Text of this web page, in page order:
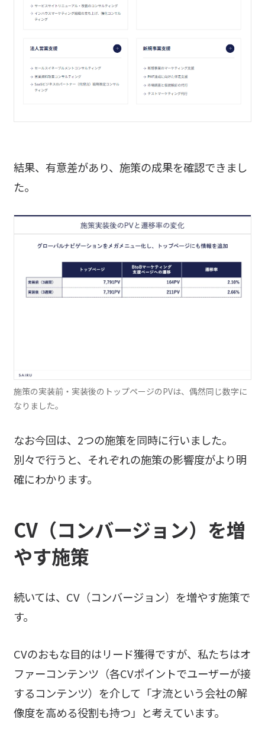
結果、有意差があり、施策の成果を確認できまし
た。
施策の実装前・実装後のトップページのPVは、偶然同じ数字に
なりました。
なお今回は、2つの施策を同時に行いました。
別々で行うと、それぞれの施策の影響度がより明
確にわかります。
CV（コンバージョン）を増
やす施策
続いては、CV（コンバージョン）を増やす施策で
す。
CVのおもな目的はリード獲得ですが、私たちはオ
ファーコンテンツ（各CVポイントでユーザーが接
するコンテンツ）を介して「才流という会社の解
像度を高める役割も持つ」と考えています。